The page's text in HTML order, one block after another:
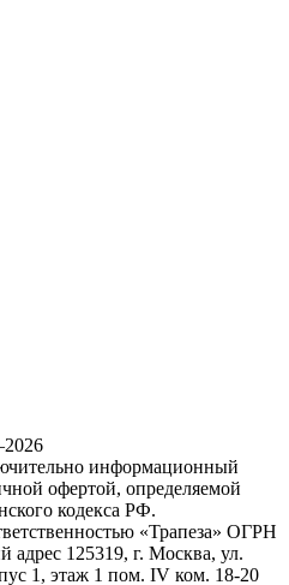
информационный
офертой, определяемой
кодекса РФ.
«Трапеза» ОГРН
адрес 125319, г. Москва, ул.
1, этаж 1 пом. IV ком. 18-20